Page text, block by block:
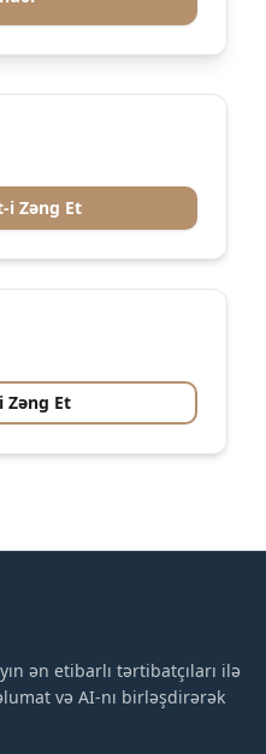
i Zəng Et
Zəng Et
ən etibarlı tərtibatçıları ilə
və AI-nı birləşdirərək